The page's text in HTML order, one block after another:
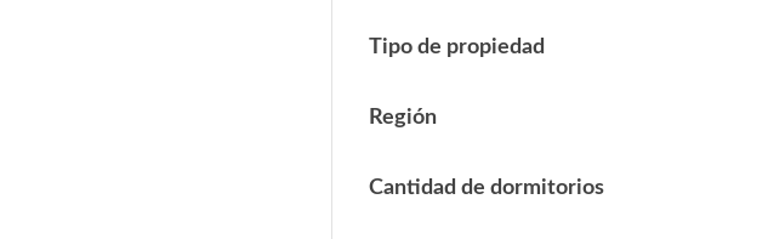
Tipo de propiedad
Región
Cantidad de dormitorios